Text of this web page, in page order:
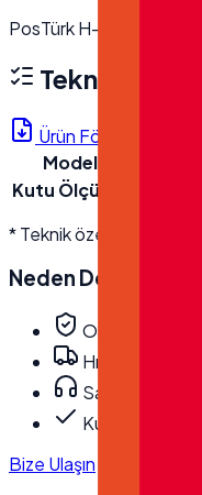
PosTürk H-1560 15.6''
Teknik
Ürün Föyü (PDF)
Model
Kutu Ölçüleri
En
* Teknik özellikler üretici
Neden Desmak
Orijinal,
Hızlı ve güvenli
Satış öncesi/
Kurumsal
Bize Ulaşın